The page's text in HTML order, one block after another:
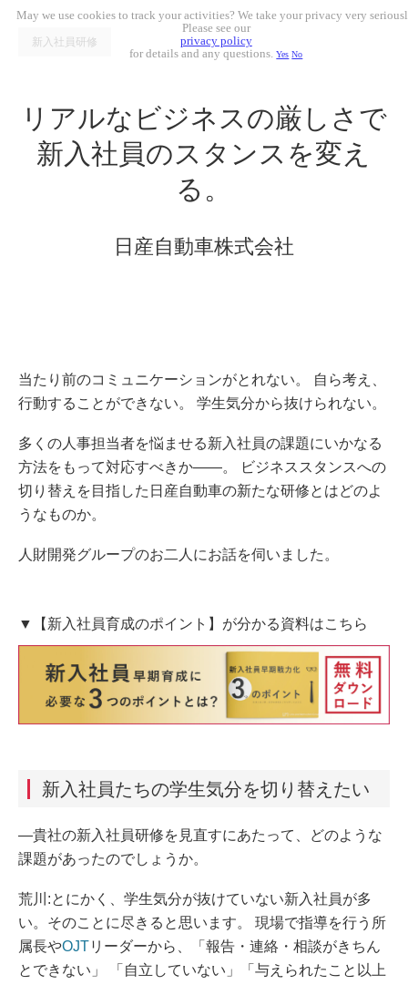
新入社員研修
リアルなビジネスの厳しさで
新入社員のスタンスを変え
る。
日産自動車株式会社
当たり前のコミュニケーションがとれない。 自ら考え、
行動することができない。 学生気分から抜けられない。
多くの人事担当者を悩ませる新入社員の課題にいかなる
方法をもって対応すべきか――。 ビジネススタンスへの
切り替えを目指した日産自動車の新たな研修とはどのよ
うなものか。
人財開発グループのお二人にお話を伺いました。
▼【新入社員育成のポイント】が分かる資料はこちら
新入社員たちの学生気分を切り替えたい
―貴社の新入社員研修を見直すにあたって、どのような
課題があったのでしょうか。
荒川:とにかく、学生気分が抜けていない新入社員が多
い。そのことに尽きると思います。 現場で指導を行う所
属長やOJTリーダーから、「報告・連絡・相談がきちん
とできない」 「自立していない」「与えられたこと以上
May we use cookies to track your activities? We take your privacy very
Please see our
privacy policy
for details and any questions.Yes No